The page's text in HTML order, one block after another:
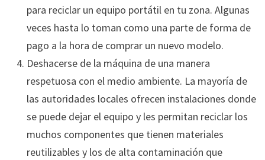
para reciclar un equipo portátil en tu zona. Algunas
veces hasta lo toman como una parte de forma de
pago a la hora de comprar un nuevo modelo.
Deshacerse de la máquina de una manera
respetuosa con el medio ambiente. La mayoría de
las autoridades locales ofrecen instalaciones donde
se puede dejar el equipo y les permitan reciclar los
muchos componentes que tienen materiales
reutilizables y los de alta contaminación que